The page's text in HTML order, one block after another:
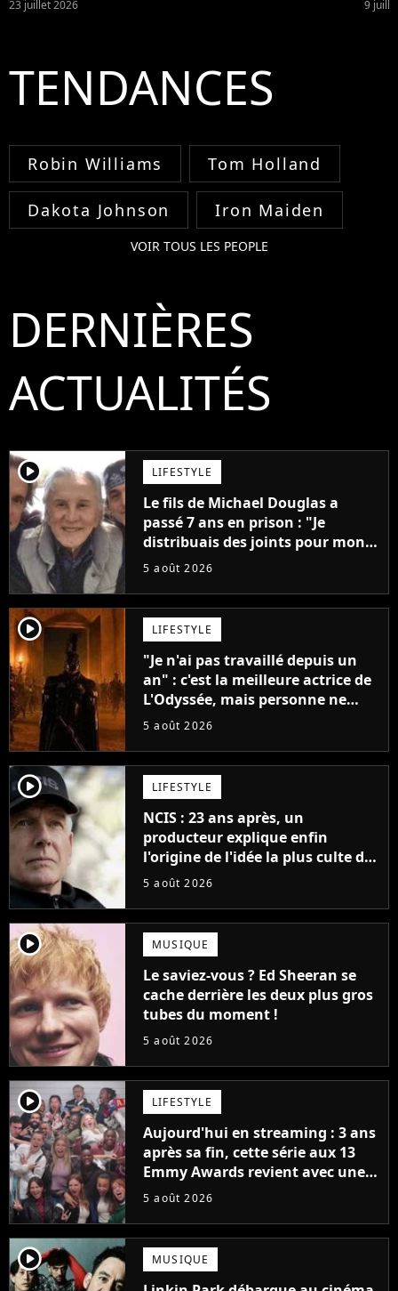
France
23 juillet 2026 9
TENDANCES
Robin Williams Tom Holland
Dakota Johnson Iron Maiden
VOIR TOUS LES PEOPLE
DERNIÈRES
ACTUALITÉS
player2 LIFESTYLE
Le fils de Michael Douglas a
passé 7 ans en prison : "Je
distribuais des joints pour mon
père"
5 août 2026
player2 LIFESTYLE
"Je n'ai pas travaillé depuis un
an" : c'est la meilleure actrice de
L'Odyssée, mais personne ne
veut lui donner de rôle au
5 août 2026
player2 LIFESTYLE
NCIS : 23 ans après, un
producteur explique enfin
l'origine de l'idée la plus culte de
la série (et on ne parle pas du
5 août 2026
player2 MUSIQUE
Le saviez-vous ? Ed Sheeran se
cache derrière les deux plus gros
tubes du moment !
5 août 2026
player2 LIFESTYLE
Aujourd'hui en streaming : 3 ans
après sa fin, cette série aux 13
Emmy Awards revient avec une
suite... totalement différente
5 août 2026
player2 MUSIQUE